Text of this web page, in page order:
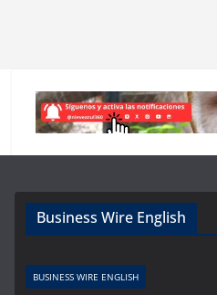
Business Wire English
BUSINESS WIRE ENGLISH